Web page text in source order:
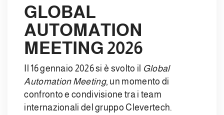
GLOBAL
AUTOMATION
MEETING 2026
Il 16 gennaio 2026 si è svolto il Global
Automation Meeting, un momento di
confronto e condivisione tra i team
internazionali del gruppo Clevertech.